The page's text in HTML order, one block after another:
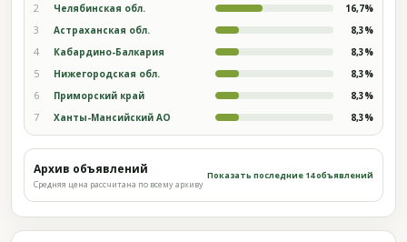
2 Челябинская обл. 16,7%
3 Астраханская обл. 8,3%
4 Кабардино-Балкария 8,3%
5 Нижегородская обл. 8,3%
6 Приморский край 8,3%
7 Ханты-Мансийский АО 8,3%
Архив объявлений
Средняя цена рассчитана по всему архиву
Показать последние 14 объявлений